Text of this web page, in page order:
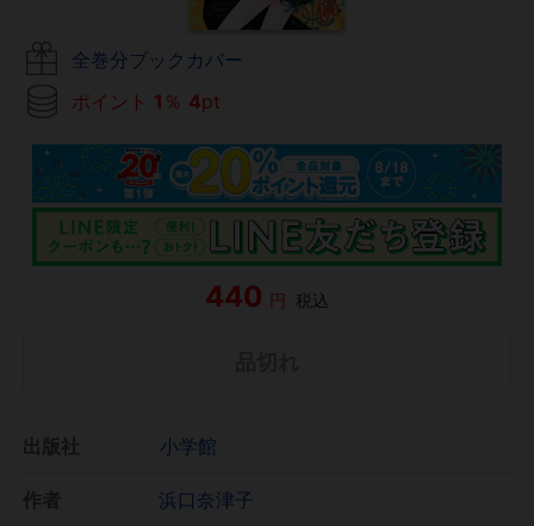
全巻分ブックカバー
ポイント 1 ％ 4pt
440 円 税込
小学館
浜口奈津子